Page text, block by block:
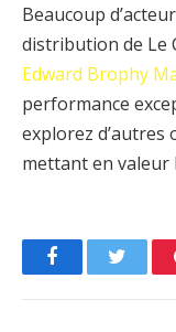
Beaucoup
distribution de Le
Edward Brophy
performance
explorez d’autres
mettant en
FacebookTwitter